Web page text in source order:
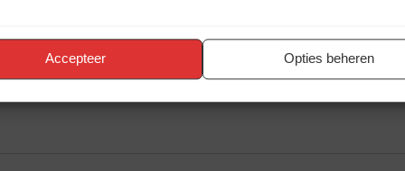
Accepteer Opties beheren